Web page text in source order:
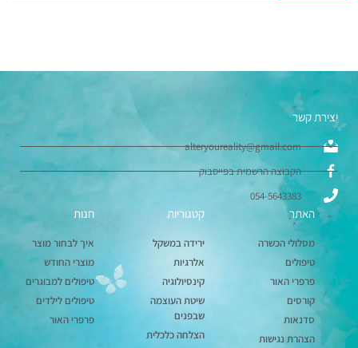
יצירת קשר
alteryoureality@gmail.com
הקבוצה הרשמית בפייסבוק
054-5643383
האתר
מסלולי הכשרה
טיפולים
פרפרי האור
קורסים
סדנאות
הצהרת נגישות
קטגוריות
ירידה במשקל
אלרגיות
קינסיולוגיה
שיטת העוצמה
שבפנים
הצלחה כלכלית
חנות
איך לבחור מוצר
מוצרי החודש
טיפולים למבוגרים
טיפולים לילדים
פרפרי האור